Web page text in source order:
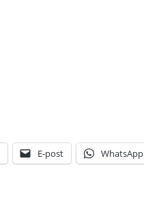
E-post WhatsApp